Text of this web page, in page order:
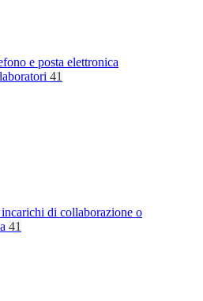
e posta elettronica
41
di collaborazione o
41